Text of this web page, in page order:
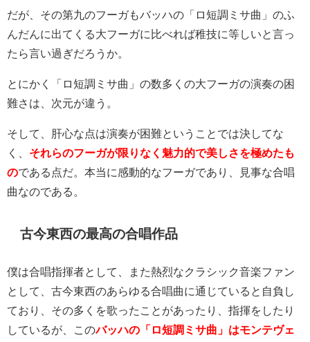
だが、その第九のフーガもバッハの「ロ短調ミサ曲」のふ
んだんに出てくる大フーガに比べれば稚技に等しいと言っ
たら言い過ぎだろうか。
とにかく「ロ短調ミサ曲」の数多くの大フーガの演奏の困
難さは、次元が違う。
そして、肝心な点は演奏が困難ということでは決してな
く、 それらのフーガが限りなく魅力的で美しさを極めたも
のである点だ。本当に感動的なフーガであり、見事な合唱
曲なのである。
古今東西の最高の合唱作品
僕は合唱指揮者として、また熱烈なクラシック音楽ファン
として、古今東西のあらゆる合唱曲に通じていると自負し
ており、その多くを歌ったことがあったり、指揮をしたり
しているが、このバッハの「ロ短調ミサ曲」はモンテヴェ